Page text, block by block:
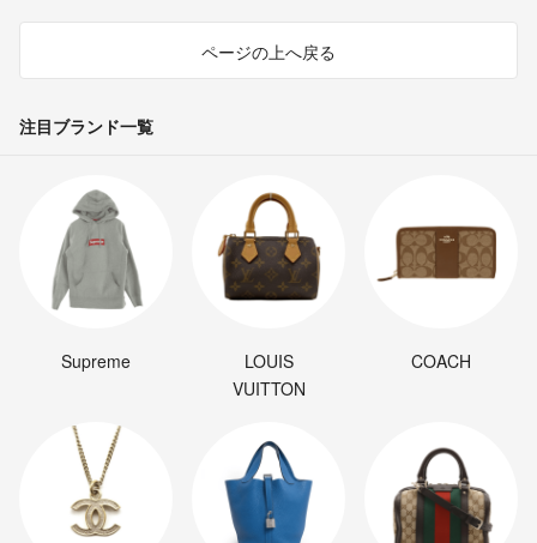
ページの上へ戻る
注目ブランド一覧
Supreme
LOUIS
VUITTON
COACH